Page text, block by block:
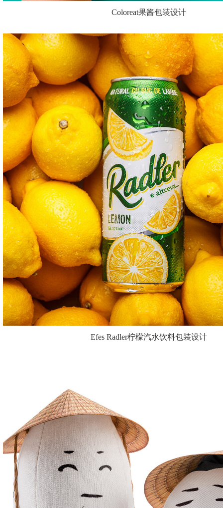
Coloreat果酱包装设计
Efes Radler柠檬汽水饮料包装设计